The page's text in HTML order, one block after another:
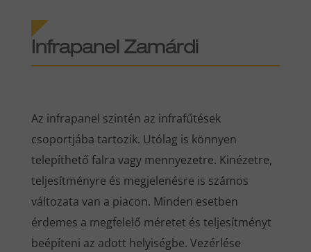
Infrapanel Zamárdi
Az infrapanel szintén az infrafűtések
csoportjába tartozik. Utólag is könnyen
telepíthető falra vagy mennyezetre. Kinézetre,
teljesítményre és megjelenésre is számos
változata van a piacon. Minden esetben
érdemes a megfelelő méretet és teljesítményt
beépíteni az adott helyiségbe. Vezérlése